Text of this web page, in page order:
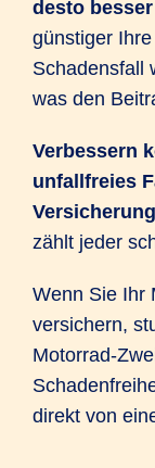
desto
günstiger
Schadensfall
was den
Verbessern
unfallfreies
Versicherung
zählt jeder
Wenn Sie Ihr
versichern,
Motorrad-
direkt von